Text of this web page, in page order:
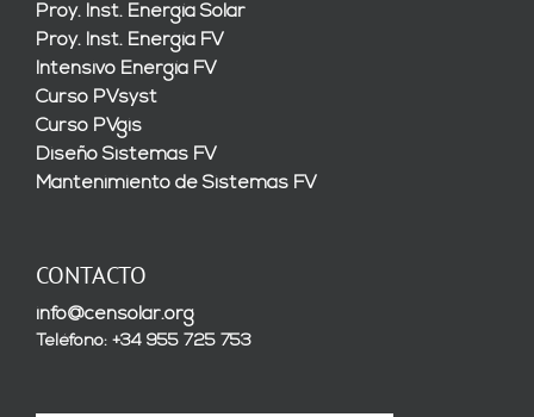
Proy. Inst. Energía Solar
Proy. Inst. Energía FV
Intensivo Energía FV
Curso PVsyst
Curso PVgis
Diseño Sistemas FV
Mantenimiento de Sistemas FV
CONTACTO
info@censolar.org
Teléfono: +34 955 725 753